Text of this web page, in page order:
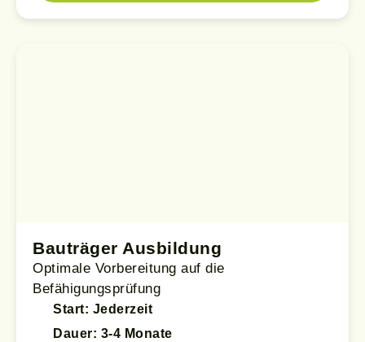
Bauträger Ausbildung
Optimale Vorbereitung auf die
Befähigungsprüfung
Start: Jederzeit
Dauer: 3-4 Monate